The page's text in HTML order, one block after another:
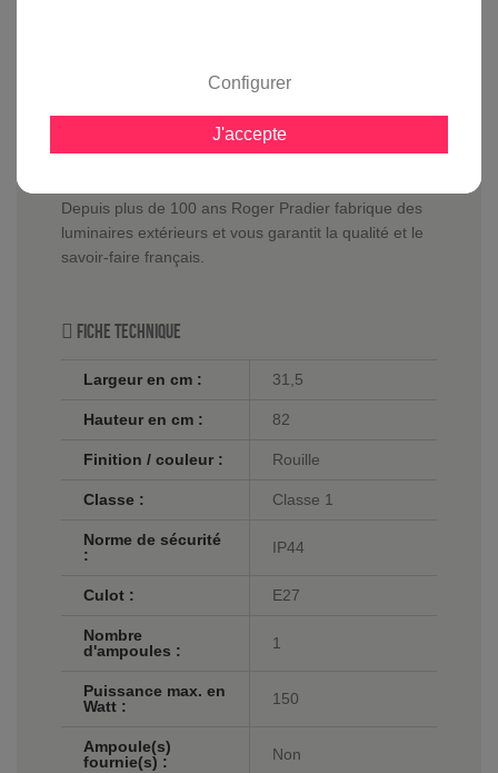
sobre, et d'un réflecteur blanc renvoyant la lumière
Vous pourrez opter pour la version équipée d'une
prise de courant, qui vous permettra de brancher
Depuis plus de 100 ans Roger Pradier fabrique des
luminaires extérieurs et vous garantit la qualité et le
savoir-faire français.
Fiche technique
Largeur en cm : 31,5
Hauteur en cm : 82
Finition / couleur : Rouille
Classe : Classe 1
Norme de sécurité
:
IP44
Culot : E27
Nombre
d'ampoules :
1
Puissance max. en
Watt :
150
Ampoule(s)
fournie(s) :
Non
Configurer
J'accepte